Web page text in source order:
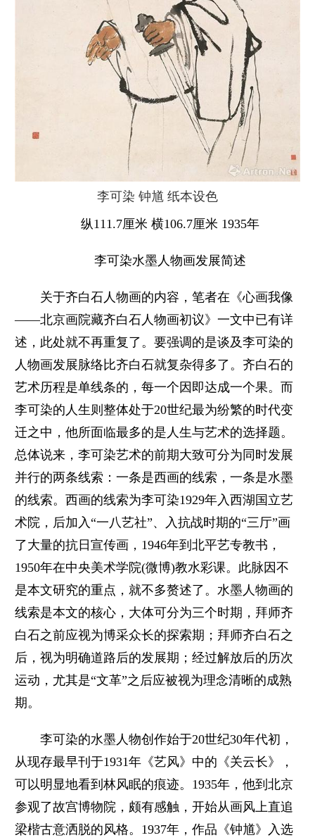
李可染 钟馗 纸本设色
纵111.7厘米 横106.7厘米 1935年
李可染水墨人物画发展简述
关于齐白石人物画的内容，笔者在《心画我像
——北京画院藏齐白石人物画初议》一文中已有详
述，此处就不再重复了。要强调的是谈及李可染的
人物画发展脉络比齐白石就复杂得多了。齐白石的
艺术历程是单线条的，每一个因即达成一个果。而
李可染的人生则整体处于20世纪最为纷繁的时代变
迁之中，他所面临最多的是人生与艺术的选择题。
总体说来，李可染艺术的前期大致可分为同时发展
并行的两条线索：一条是西画的线索，一条是水墨
的线索。西画的线索为李可染1929年入西湖国立艺
术院，后加入“一八艺社”、入抗战时期的“三厅”画
了大量的抗日宣传画，1946年到北平艺专教书，
1950年在中央美术学院(微博)教水彩课。此脉因不
是本文研究的重点，就不多赘述了。水墨人物画的
线索是本文的核心，大体可分为三个时期，拜师齐
白石之前应视为博采众长的探索期；拜师齐白石之
后，视为明确道路后的发展期；经过解放后的历次
运动，尤其是“文革”之后应被视为理念清晰的成熟
期。
李可染的水墨人物创作始于20世纪30年代初，
从现存最早刊于1931年《艺风》中的《关云长》，
可以明显地看到林风眠的痕迹。1935年，他到北京
参观了故宫博物院，颇有感触，开始从画风上直追
梁楷古意洒脱的风格。1937年，作品《钟馗》入选